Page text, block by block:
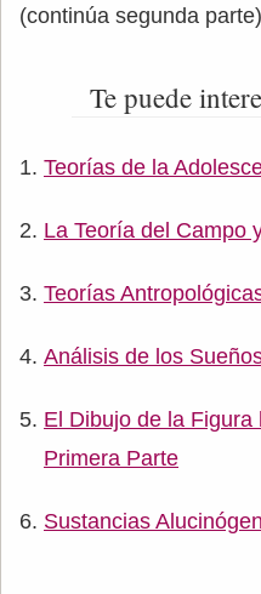
(continúa segunda parte)
Te puede
Teorías de la
La Teoría del Campo
Teorías
Análisis de los
El Dibujo de la
Primera Parte
Sustancias